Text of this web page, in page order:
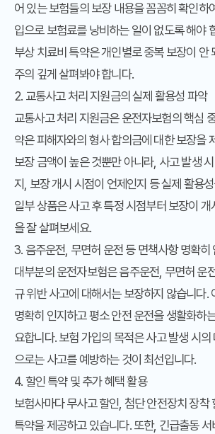
어 있는 보험들의 보장 내용을 꼼꼼히 확인하
입으로 보험료를 낭비하는 일이 없도록 해야
부상 치료비 특약은 개인별로 중복 보장이 안
주의 깊게 살펴봐야 합니다.
2. 교통사고 처리 지원금의 실제 활용성 파악
교통사고 처리 지원금은 운전자보험의 핵심
약은 피해자와의 형사 합의금에 대한 보장을
보장 금액이 높은 것뿐만 아니라, 사고 발생
지, 보장 개시 시점이 언제인지 등 실제 활용
일부 상품은 사고 후 특정 시점부터 보장이
을 잘 살펴보세요.
3. 음주운전, 무면허 운전 등 면책사항 명확히
대부분의 운전자보험은 음주운전, 무면허 운
규 위반 사고에 대해서는 보장하지 않습니다.
명확히 인지하고 평소 안전 운전을 생활화하
요합니다. 보험 가입의 목적은 사고 발생 시
으로는 사고를 예방하는 것이 최선입니다.
4. 할인 특약 및 추가 혜택 활용
보험사마다 무사고 할인, 첨단 안전장치 장착
특약을 제공하고 있습니다. 또한, 긴급출동